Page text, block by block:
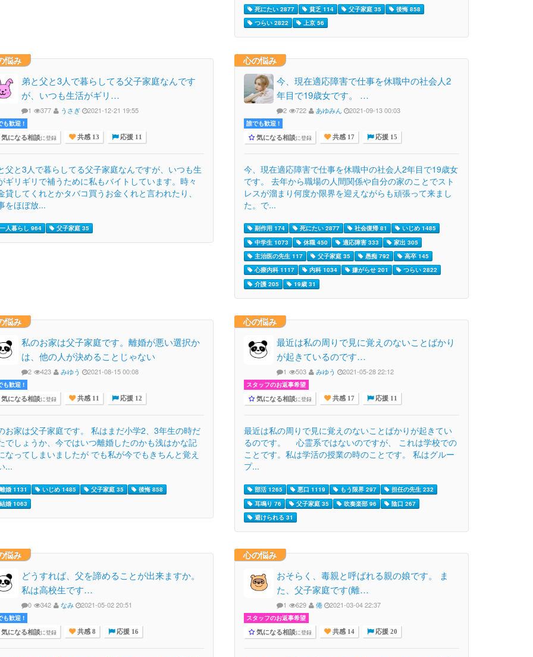
死にたい 2877 貧乏 114 父子家庭 35
後悔 858
つらい 2822
上京 56
悩み
弟と父と3人で暮らしてる父子家庭なんです
が、いつも生活がギリ…
1 377 うさぎ 2021-12-21 19:55
も歓迎 !
気になる相談に登録 共感 13 応援 11
父と3人で暮らしてる父子家庭なんですが、いつも生
ギリギリで補うために私もバイトしています。時々
貸してくれとかタバコ買うお金くれと言われたり、
をほぼ放...
人暮らし 964 父子家庭 35
心の悩み
今、現在適応障害で仕事を休職中の社会人2
年目で19歳女です。 …
2 722 あゆみん 2021-09-13 00:03
誰でも歓迎 !
気になる相談に登録 共感 17 応援 15
今、現在適応障害で仕事を休職中の社会人2年目で19歳女
です。 去年から職場の人間関係や自分の家のことでスト
レスが溜まり何度か限界を迎えながらも頑張って来まし
た。で...
副作用 174 死にたい 2877 社会復帰 81
いじめ 1485
中学生 1073
休職 450 適応障害 333
家出 305
主治医の先生 117
父子家庭 35 愚痴 792
高卒 145
心療内科 1117
内科 1034 嫌がらせ 201
つらい 2822
介護 205
19歳 31
悩み
私のお家は父子家庭です。離婚が悪い選択か
は、他の人が決めることじゃない
2 423 みゆう 2021-08-15 00:08
も歓迎 !
気になる相談に登録 共感 11 応援 12
お家は父子家庭です。 私はまだ小学2、3年生の時だ
でしょうか、今ではいつ離婚したのかも浅はかな記
なってしまいましたが でも私が今でもきちんと覚え
...
婚 1131 いじめ 1485 父子家庭 35
後悔 858
婚 1063
心の悩み
最近は私の周りで見に覚えのないことばかり
が起きているのです…
1 503 みゆう 2021-05-28 22:12
スタッフのお返事希望
気になる相談に登録 共感 17 応援 11
最近は私の周りで見に覚えのないことばかりが起きてい
るのです。 心霊系ではないのですが、 これは学校での
ことです。私は学活の授業の時のことです。 私はグルー
プ...
部活 1265 悪口 1119 もう限界 297
担任の先生 232
耳鳴り 76
父子家庭 35 吹奏楽部 96
陰口 267
避けられる 31
悩み
どうすれば、父を諦めることが出来ますか。
私は高校生です…
0 342 なみ 2021-05-02 20:51
も歓迎 !
気になる相談に登録 共感 8 応援 16
心の悩み
おそらく、毒親と呼ばれる親の娘です。 ま
た、父子家庭です(離…
1 629 倦 2021-03-04 22:37
スタッフのお返事希望
気になる相談に登録 共感 14 応援 20